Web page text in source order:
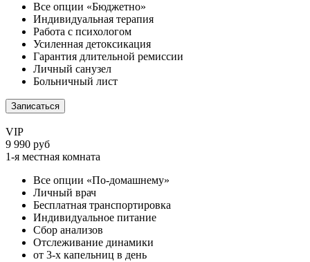
Все опции «Бюджетно»
Индивидуальная терапия
Работа с психологом
Усиленная детоксикация
Гарантия длительной ремиссии
Личный санузел
Больничный лист
Записаться
VIP
9 990 руб
1-я местная комната
Все опции «По-домашнему»
Личный врач
Бесплатная транспортировка
Индивидуальное питание
Сбор анализов
Отслеживание динамики
от 3-х капельниц в день